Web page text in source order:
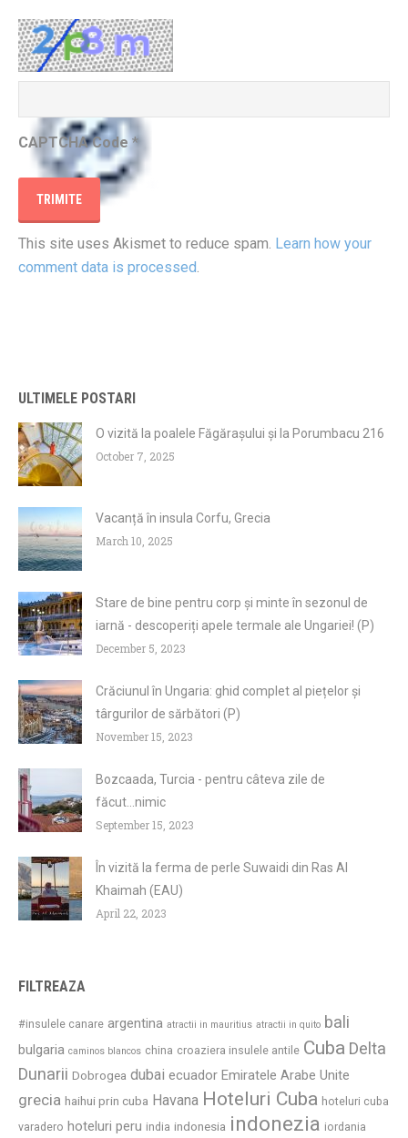
CAPTCHA Code *
This site uses Akismet to reduce spam. Learn how your
comment data is processed.
ULTIMELE POSTARI
O vizită la poalele Făgărașului și la Porumbacu 216
October 7, 2025
Vacanță în insula Corfu, Grecia
March 10, 2025
Stare de bine pentru corp și minte în sezonul de
iarnă - descoperiți apele termale ale Ungariei! (P)
December 5, 2023
Crăciunul în Ungaria: ghid complet al piețelor și
târgurilor de sărbători (P)
November 15, 2023
Bozcaada, Turcia - pentru câteva zile de
făcut...nimic
September 15, 2023
În vizită la ferma de perle Suwaidi din Ras Al
Khaimah (EAU)
April 22, 2023
FILTREAZA
#insulele canare argentina atractii in mauritius atractii in quito bali
bulgaria caminos blancos china croaziera insulele antile Cuba Delta
Dunarii Dobrogea dubai ecuador Emiratele Arabe Unite
grecia haihui prin cuba Havana Hoteluri Cuba hoteluri cuba
varadero hoteluri peru india indonesia indonezia iordania